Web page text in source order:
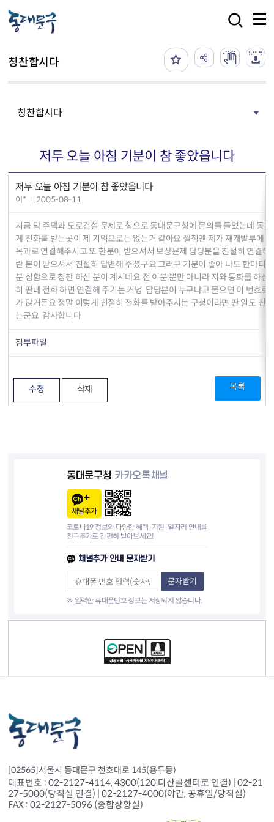
칭찬합시다
칭찬합시다
저두 오늘 아침 기분이 참 좋았읍니다
저두 오늘 아침 기분이 참 좋았읍니다
이* 2005-08-11
지금 막 주택과 도로건설 문제로 첨으로 동대문구청에 문의를 들었는데 동
게 전화를 받는곳이 제 기억으로는 없는거 같아요 젤첨엔 제가 재개발부에
목과로 연결해주시고 또 한분이 받으셔서 보상문제 담당분을 친절히 연결
란 분이 받으셔서 친절히 답변해 주셨구요 그러구 기분이 좋아 나도 한마디
분 성함으로 칭찬 하신 분이 계시네요 전 이분 뿐만 아니라 저와 통화를 하신
히 딴데 전화 하면 연결해 주기는 커녕 담당분이 누구냐고 물으면 이 번호로
가 많거든요 정말 이렇게 친절히 전화를 받아주시는 구청이라면 딴 일도 친
는군요 감사합니다
첨부파일
수정 삭제 목록
동대문구청 카카오톡채널
채널추가
코로나19 정보와 다양한 혜택·지원·일자리 안내를
친구추가로 간편히 받아보세요!
채널추가 안내 문자받기
문자받기
※ 입력한 휴대폰번호 정보는 저장되지 않습니다.
[02565]서울시 동대문구 천호대로 145(용두동)
대표번호 : 02-2127-4114, 4300(120 다산콜센터로 연결) | 02-21
27-5000(당직실 연결) | 02-2127-4000(야간, 공휴일/당직실)
FAX : 02-2127-5096 (종합상황실)